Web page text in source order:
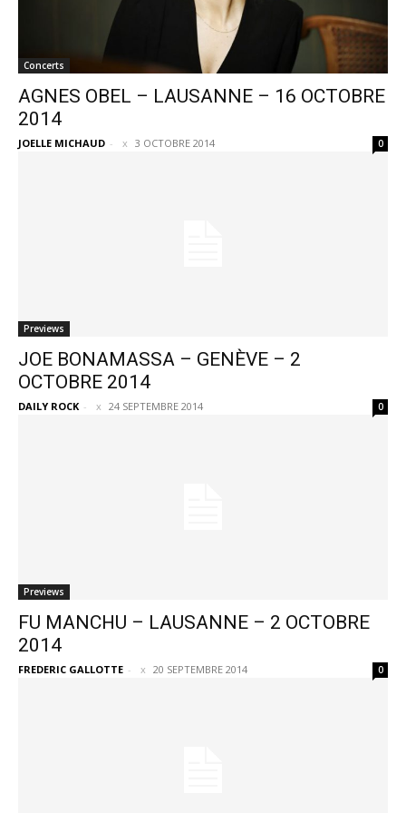
Concerts
AGNES OBEL – LAUSANNE – 16 OCTOBRE
2014
JOELLE MICHAUD - 3 OCTOBRE 2014 0
Previews
JOE BONAMASSA – GENÈVE – 2
OCTOBRE 2014
DAILY ROCK - 24 SEPTEMBRE 2014 0
Previews
FU MANCHU – LAUSANNE – 2 OCTOBRE
2014
FREDERIC GALLOTTE - 20 SEPTEMBRE 2014 0